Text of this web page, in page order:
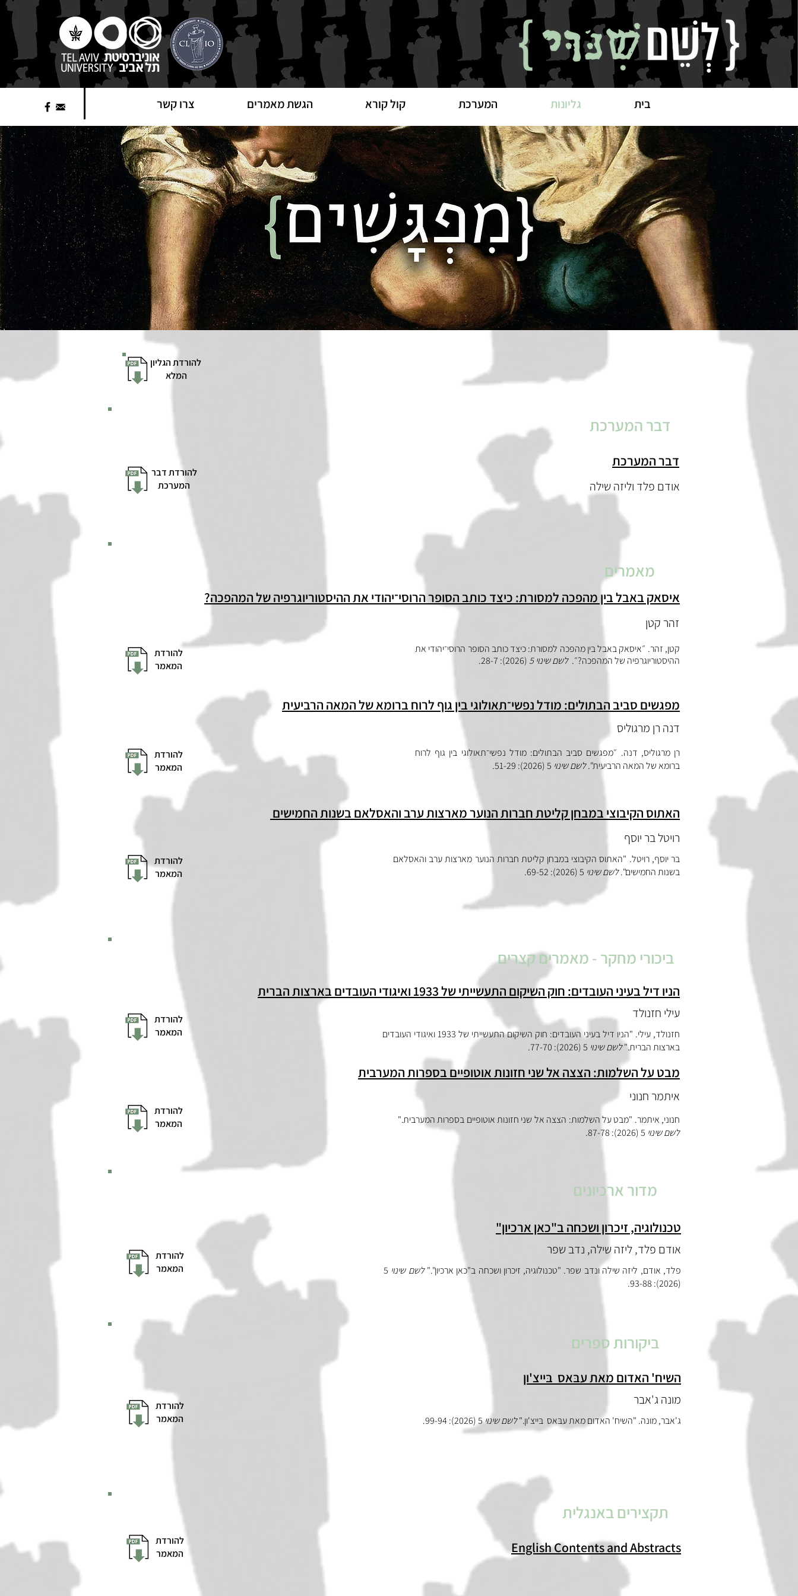
בית גליונות המערכת קול קורא הגשת מאמרים צרו קשר
להורדת הגליון
המלא
דבר המערכת
להורדת דבר
המערכת
דבר המערכת
אודם פלד וליזה שילה
מאמרים
איסאק באבל בין מהפכה למסורת: כיצד כותב הסופר הרוסי־יהודי את ההיסטוריוגרפיה של המהפכה?
זהר קטן
להורדת
המאמר
קטן, זהר. ״איסאק באבל בין מהפכה למסורת: כיצד כותב הסופר הרוסי־יהודי את
ההיסטוריוגרפיה של המהפכה?״.לשם שינוי 5 (2026):
28-7
.
מפגשים סביב הבתולים: מודל נפשי־תאולוגי בין גוף לרוח ברומא של המאה הרביעית
דנה רן מרגוליס
להורדת
המאמר
רן מרגוליס, דנה. ״מפגשים סביב הבתולים: מודל נפשי־תאולוגי בין גוף לרוח
ברומא של המאה הרביעית".לשם שינוי 5 (2026): 51-29
.
האתוס הקיבוצי במבחן קליטת חברות הנוער מארצות ערב והאסלאם בשנות החמישים
רויטל בר יוסף
להורדת
המאמר
בר יוסף, רויטל. "האתוס הקיבוצי במבחן קליטת חברות הנוער מארצות ערב והאסלאם
בשנות החמישים".לשם שינוי 5 (2026):
69-52
.
ביכורי מחקר - מאמרים קצרים
הניו דיל בעיני העובדים: חוק השיקום התעשייתי של 1933 ואיגודי העובדים בארצות הברית
להורדת
המאמר
עילי חזנולד
חזנולד, עילי. "הניו דיל בעיני העובדים: חוק השיקום התעשייתי של 1933 ואיגודי העובדים
בארצות הברית."לשם שינוי 5 (2026):
77-70
.
מבט על השלמות: הצצה אל שני חזונות אוטופיים בספרות המערבית
להורדת
המאמר
איתמר חנוני
חנוני, איתמר. "מבט על השלמות: הצצה אל שני חזונות אוטופיים בספרות המערבית."
לשם שינוי 5 (2026):
87-78
.
מדור ארכיונים
טכנולוגיה, זיכרון ושכחה ב"כאן ארכיון"
להורדת
המאמר
אודם פלד, ליזה שילה, נדב שפר
פלד, אודם, ליזה שילה ונדב שפר. "טכנולוגיה, זיכרון ושכחה ב"כאן ארכיון"."לשם שינוי 5
(2026):
93-88
.
ביקורות ספרים
השיח' האדום מאת עבּאס בּייצ'ון
להורדת
המאמר
מונה ג'אבר
ג'אבר, מונה. "השיח' האדום מאת עבּאס בּייצ'ון."לשם שינוי5 (2026):
99-94
.
תקצירים באנגלית
להורדת
המאמר
English Contents and Abstracts